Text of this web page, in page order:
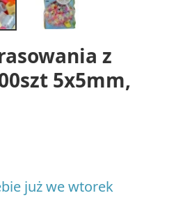
z
5x5mm,
już we wtorek